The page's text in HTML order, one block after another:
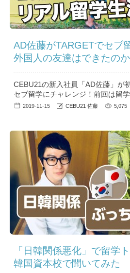
AD佐藤がTARGETでセブ
外国人の友達はできたの
CEBU21の新入社員「AD佐藤」が
セブ留学にチャレンジ！前回は留
伝えしましたが、引き続き今回は
(という名の昼寝タイム)・13:00～
ンツーマン授業④⑤)・15:00〜...
2019-11-15 CEBU21 佐藤 5,075
「日韓関係悪化」で留学
韓国資本校で聞いてみた